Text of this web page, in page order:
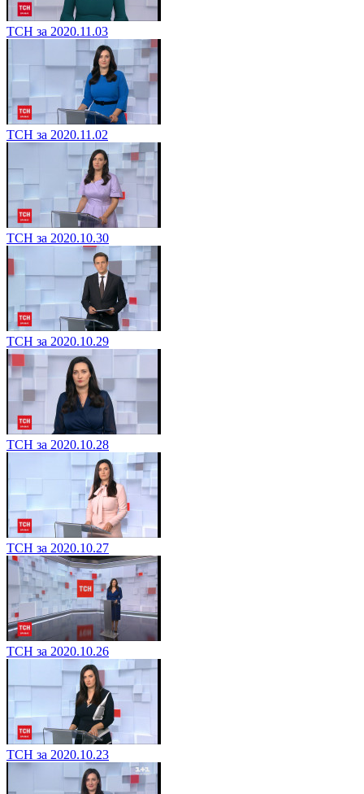
ТСН за 2020.11.03
ТСН за 2020.11.02
ТСН за 2020.10.30
ТСН за 2020.10.29
ТСН за 2020.10.28
ТСН за 2020.10.27
ТСН за 2020.10.26
ТСН за 2020.10.23